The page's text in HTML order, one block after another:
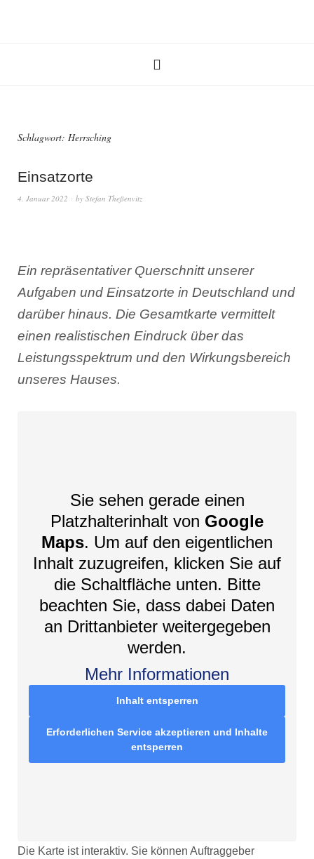
Schlagwort: Herrsching
Einsatzorte
4. Januar 2022 by Stefan Theßenvitz
Ein repräsentativer Querschnitt unserer
Aufgaben und Einsatzorte in Deutschland und
darüber hinaus. Die Gesamtkarte vermittelt
einen realistischen Eindruck über das
Leistungsspektrum und den Wirkungsbereich
unseres Hauses.
Sie sehen gerade einen
Platzhalterinhalt von Google
Maps. Um auf den eigentlichen
Inhalt zuzugreifen, klicken Sie auf
die Schaltfläche unten. Bitte
beachten Sie, dass dabei Daten
an Drittanbieter weitergegeben
werden.
Mehr Informationen
Inhalt entsperren
Erforderlichen Service akzeptieren und Inhalte
entsperren
Die Karte ist interaktiv. Sie können Auftraggeber